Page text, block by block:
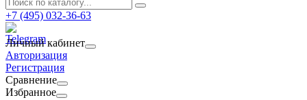
+7 (495) 032-36-63
Личный кабинет
Авторизация
Регистрация
Сравнение
Избранное